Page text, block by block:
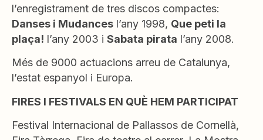
l’enregistrament de tres discos compactes:
Danses i Mudances l’any 1998, Que peti la
plaça! l’any 2003 i Sabata pirata l’any 2008.
Més de 9000 actuacions arreu de Catalunya,
l’estat espanyol i Europa.
FIRES I FESTIVALS EN QUÈ HEM PARTICIPAT
Festival Internacional de Pallassos de Cornellà,